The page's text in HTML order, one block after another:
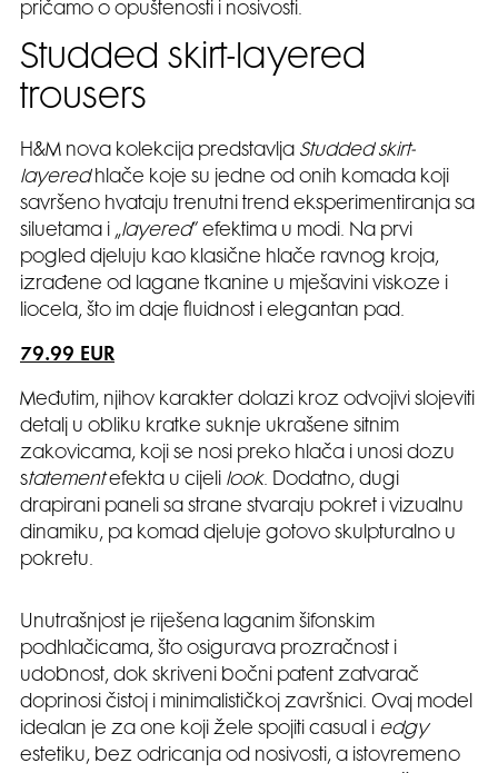
pričamo o opuštenosti i nosivosti.
Studded skirt-layered
trousers
H&M nova kolekcija predstavlja Studded skirt-
layeredhlače koje su jedne od onih komada koji
savršeno hvataju trenutni trend eksperimentiranja sa
siluetama i „layered” efektima u modi. Na prvi
pogled djeluju kao klasične hlače ravnog kroja,
izrađene od lagane tkanine u mješavini viskoze i
liocela, što im daje fluidnost i elegantan pad.
79.99 EUR
Međutim, njihov karakter dolazi kroz odvojivi slojeviti
detalj u obliku kratke suknje ukrašene sitnim
zakovicama, koji se nosi preko hlača i unosi dozu
statementefekta u cijeli look. Dodatno, dugi
drapirani paneli sa strane stvaraju pokret i vizualnu
dinamiku, pa komad djeluje gotovo skulpturalno u
pokretu.
Unutrašnjost je riješena laganim šifonskim
podhlačicama, što osigurava prozračnost i
udobnost, dok skriveni bočni patent zatvarač
doprinosi čistoj i minimalističkoj završnici. Ovaj model
idealan je za one koji žele spojiti casual i edgy
estetiku, bez odricanja od nosivosti, a istovremeno